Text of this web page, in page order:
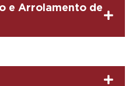
e Arrolamento de